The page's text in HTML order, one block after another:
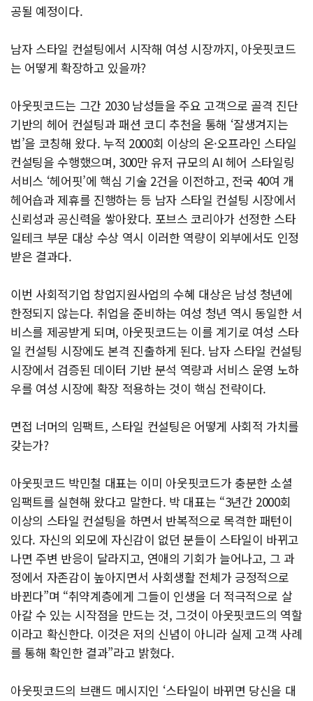
공될 예정이다.
남자 스타일 컨설팅에서 시작해 여성 시장까지, 아웃핏코드
는 어떻게 확장하고 있을까?
아웃핏코드는 그간 2030 남성들을 주요 고객으로 골격 진단
기반의 헤어 컨설팅과 패션 코디 추천을 통해 ‘잘생겨지는
법’을 코칭해 왔다. 누적 2000회 이상의 온·오프라인 스타일
컨설팅을 수행했으며, 300만 유저 규모의 AI 헤어 스타일링
서비스 ‘헤어핏’에 핵심 기술 2건을 이전하고, 전국 40여 개
헤어숍과 제휴를 진행하는 등 남자 스타일 컨설팅 시장에서
신뢰성과 공신력을 쌓아왔다. 포브스 코리아가 선정한 스타
일테크 부문 대상 수상 역시 이러한 역량이 외부에서도 인정
받은 결과다.
이번 사회적기업 창업지원사업의 수혜 대상은 남성 청년에
한정되지 않는다. 취업을 준비하는 여성 청년 역시 동일한 서
비스를 제공받게 되며, 아웃핏코드는 이를 계기로 여성 스타
일 컨설팅 시장에도 본격 진출하게 된다. 남자 스타일 컨설팅
시장에서 검증된 데이터 기반 분석 역량과 서비스 운영 노하
우를 여성 시장에 확장 적용하는 것이 핵심 전략이다.
면접 너머의 임팩트, 스타일 컨설팅은 어떻게 사회적 가치를
갖는가?
아웃핏코드 박민철 대표는 이미 아웃핏코드가 충분한 소셜
임팩트를 실현해 왔다고 말한다. 박 대표는 “3년간 2000회
이상의 스타일 컨설팅을 하면서 반복적으로 목격한 패턴이
있다. 자신의 외모에 자신감이 없던 분들이 스타일이 바뀌고
나면 주변 반응이 달라지고, 연애의 기회가 늘어나고, 그 과
정에서 자존감이 높아지면서 사회생활 전체가 긍정적으로
바뀐다”며 “취약계층에게 그들이 인생을 더 적극적으로 살
아갈 수 있는 시작점을 만드는 것, 그것이 아웃핏코드의 역할
이라고 확신한다. 이것은 저의 신념이 아니라 실제 고객 사례
를 통해 확인한 결과”라고 밝혔다.
아웃핏코드의 브랜드 메시지인 ‘스타일이 바뀌면 당신을 대